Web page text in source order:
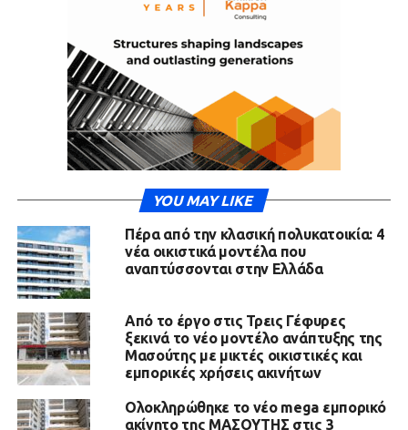
YOU MAY LIKE
Πέρα από την κλασική πολυκατοικία: 4
νέα οικιστικά μοντέλα που
αναπτύσσονται στην Ελλάδα
Από το έργο στις Τρεις Γέφυρες
ξεκινά το νέο μοντέλο ανάπτυξης της
Μασούτης με μικτές οικιστικές και
εμπορικές χρήσεις ακινήτων
Ολοκληρώθηκε το νέο mega εμπορικό
ακίνητο της ΜΑΣΟΥΤΗΣ στις 3